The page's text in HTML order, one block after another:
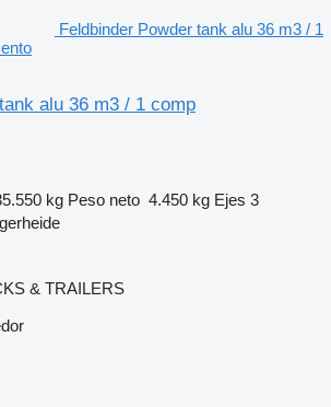
Feldbinder Powder tank alu 36 m3 / 1
alu 36 m3 / 1 comp
kg Peso neto 4.450 kg Ejes 3
& TRAILERS